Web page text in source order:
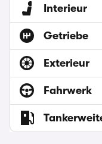
Interieur
Getriebe
Exterieur
Fahrwerk